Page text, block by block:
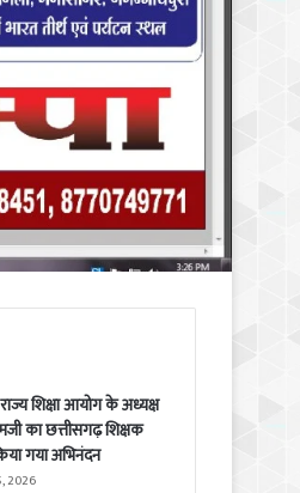
शिक्षा आयोग के अध्यक्ष
का छत्तीसगढ़ शिक्षक
गया अभिनंदन
2026